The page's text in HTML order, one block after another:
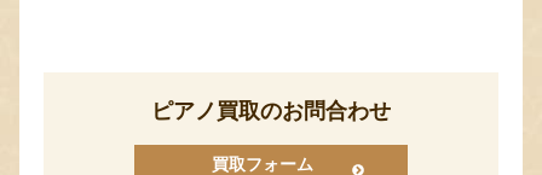
ピアノ買取のお問合わせ
買取フォーム